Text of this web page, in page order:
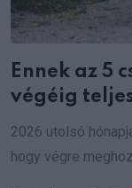
Ennek az 5
végéig
2026 utolsó
hogy végre